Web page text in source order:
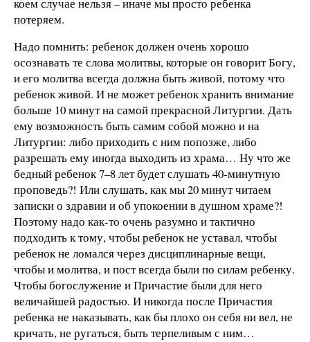
потеряем.
Надо помнить: ребенок должен очень хорошо
осознавать те слова молитвы, которые он говорит Богу,
и его молитва всегда должна быть живой, потому что
ребенок живой. И не может ребенок хранить внимание
больше 10 минут на самой прекрасной Литургии. Дать
ему возможность быть самим собой можно и на
Литургии: либо приходить с ним попозже, либо
разрешать ему иногда выходить из храма… Ну что же
бедный ребенок 7–8 лет будет слушать 40-минутную
проповедь?! Или слушать, как мы 20 минут читаем
записки о здравии и об упокоении в душном храме?!
Поэтому надо как-то очень разумно и тактично
подходить к тому, чтобы ребенок не уставал, чтобы
ребенок не ломался через дисциплинарные вещи,
чтобы и молитва, и пост всегда были по силам ребенку.
Чтобы богослужение и Причастие были для него
величайшей радостью. И никогда после Причастия
ребенка не наказывать, как бы плохо он себя ни вел, не
кричать, не ругаться, быть терпеливым с ним…